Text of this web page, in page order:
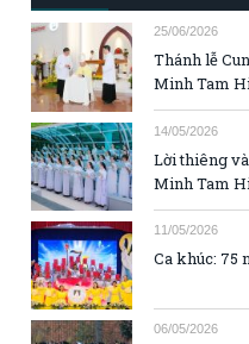
25/06/2026
Thánh lễ
Minh Tam
14/05/2026
Lời thiêng
Minh Tam
11/05/2026
Ca khúc: 75
06/05/2026